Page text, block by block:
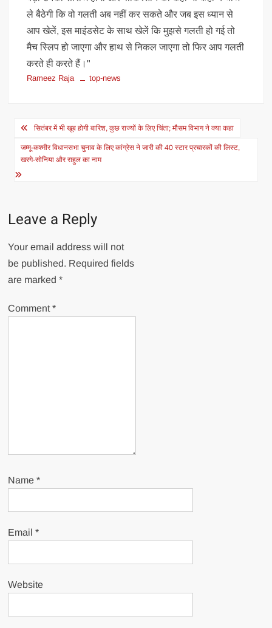
ले बैठेगी कि वो गलती अब नहीं कर सकते और जब इस ध्यान से
आप खेलें, इस माइंडसेट के साथ खेलें कि मुझसे गलती हो गई तो
मैच स्लिप हो जाएगा और हाथ से निकल जाएगा तो फिर आप गलती
करते ही करते हैं।"
Rameez Raja top-news
Post
navigation
सितंबर में भी खूब होगी बारिश, कुछ राज्यों के लिए चिंता; मौसम विभाग ने क्या कहा
जम्मू-कश्मीर विधानसभा चुनाव के लिए कांग्रेस ने जारी की 40 स्टार प्रचारकों की लिस्ट,
खरगे-सोनिया और राहुल का नाम
Leave a Reply
Your email address will not
be published. Required fields
are marked*
Comment*
Name*
Email*
Website